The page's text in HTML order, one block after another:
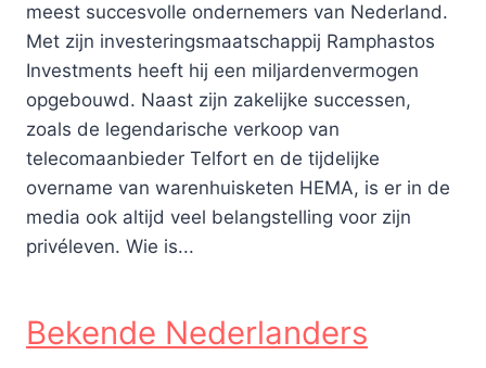
meest succesvolle ondernemers van Nederland.
Met zijn investeringsmaatschappij Ramphastos
Investments heeft hij een miljardenvermogen
opgebouwd. Naast zijn zakelijke successen,
zoals de legendarische verkoop van
telecomaanbieder Telfort en de tijdelijke
overname van warenhuisketen HEMA, is er in de
media ook altijd veel belangstelling voor zijn
privéleven. Wie is...
Bekende Nederlanders